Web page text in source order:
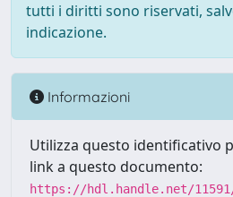
tutti i diritti sono riservati,
indicazione.
Informazioni
Utilizza questo identificativo
link a questo documento:
https://hdl.handle.net/11591/